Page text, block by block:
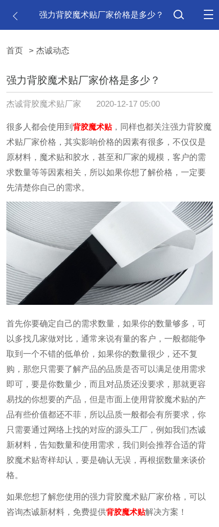
强力背胶魔术贴厂家价格是多少？
首页 > 杰诚动态
强力背胶魔术贴厂家价格是多少？
杰诚背胶魔术贴厂家 2020-12-17 05:00
很多人都会使用到背胶魔术贴，同样也都关注强力背胶魔
术贴厂家价格，其实影响价格的因素有很多，不仅仅是
原材料，魔术贴和胶水，甚至和厂家的规模，客户的需
求数量等等因素相关，所以如果你想了解价格，一定要
先清楚你自己的需求。
首先你要确定自己的需求数量，如果你的数量够多，可
以多找几家做对比，通常来说有量的客户，一般都能争
取到一个不错的低单价，如果你的数量很少，还不复
购，那您只需要了解产品的品质是否可以满足使用需求
即可，要是你数量少，而且对品质还没要求，那就更容
易找的你想要的产品，但是市面上使用背胶魔术贴的产
品有些价值都还不菲，所以品质一般都会有所要求，你
只需要通过网络上找的对应的源头工厂，例如我们杰诚
新材料，告知数量和使用需求，我们则会推荐合适的背
胶魔术贴寄样却认，要是确认无误，再根据数量来谈价
格。
如果您想了解您使用的强力背胶魔术贴厂家价格，可以
咨询杰诚新材料，免费提供背胶魔术贴解决方案！